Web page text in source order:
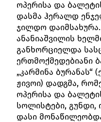
ოპერისა და
დასმა ჰერალდ
ჯილდო დაიმსახურა.
ანანიაშვილის
განხორციელდა
ერთმოქმედებიანი
„კარმინა
ჟივოი) დადგმა,
ოპერისა და
სოლისტები,
დასი